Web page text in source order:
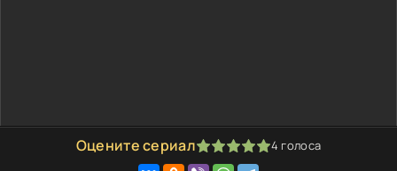
Оцените сериал
1 2 3 4 5 4 голоса